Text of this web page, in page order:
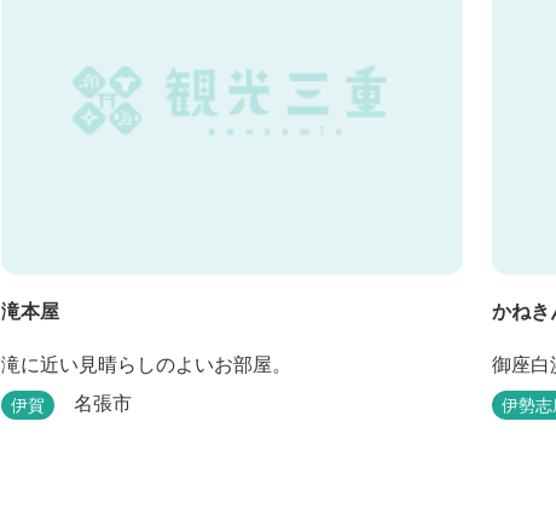
滝本屋
滝に近い見晴らしのよいお部屋。
伊賀 名張市
かねき
御座白
伊勢志